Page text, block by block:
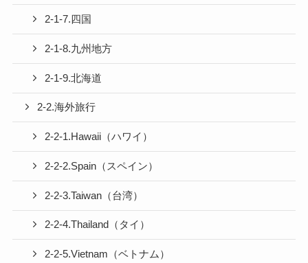
2-1-7.四国
2-1-8.九州地方
2-1-9.北海道
2-2.海外旅行
2-2-1.Hawaii（ハワイ）
2-2-2.Spain（スペイン）
2-2-3.Taiwan（台湾）
2-2-4.Thailand（タイ）
2-2-5.Vietnam（ベトナム）